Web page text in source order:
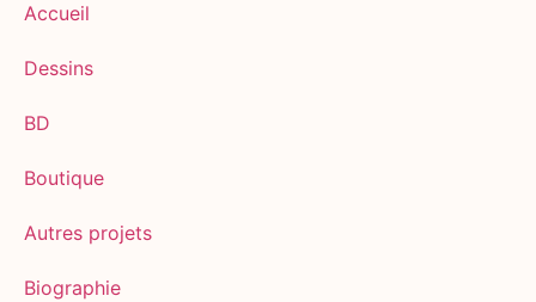
Accueil
Dessins
BD
Boutique
Autres projets
Biographie